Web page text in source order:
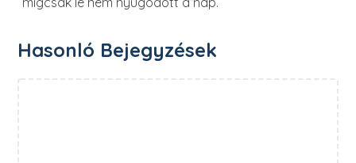
Hasonló Bejegyzések